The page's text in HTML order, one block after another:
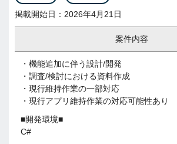
掲載開始日：2026年4月21日
案件内容
・機能追加に伴う設計/開発
・調査/検討における資料作成
・現行維持作業の一部対応
・現行アプリ維持作業の対応可能性あり
■開発環境■
C#